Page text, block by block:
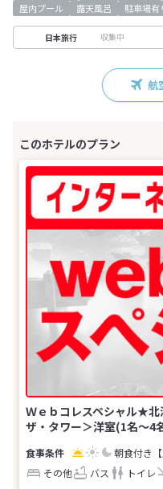
屋内プール
露天風呂 駐車場有
日本旅行 収集中
航
Ｗｅｂコレスペシャル★
ザ・タワー＞洋室(1名～4
朝食付き
その他
バス トイレ